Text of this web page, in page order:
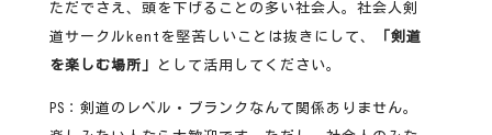
ただでさえ、頭を下げることの多い社会人。社会人剣
道サークルkentを堅苦しいことは抜きにして、
「剣道
を楽しむ場所」
として活用してください。
PS：剣道のレベル・ブランクなんて関係ありません。